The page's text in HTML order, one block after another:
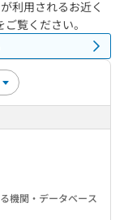
利用されるお近く
ご覧ください。
機関・データベース